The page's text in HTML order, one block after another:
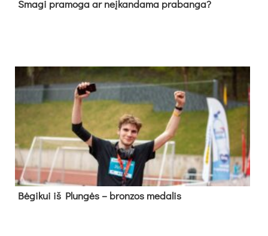
Sma­gi pra­mo­ga ar neį­kan­da­ma pra­ban­ga?
Bė­gi­kui iš Plun­gės – bron­zos me­da­lis